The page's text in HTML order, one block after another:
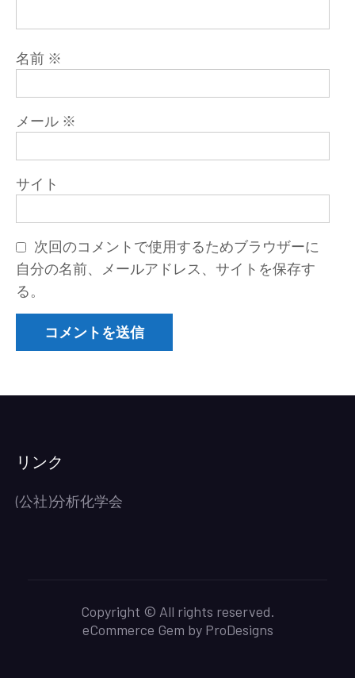
名前 ※
メール ※
サイト
次回のコメントで使用するためブラウザーに
自分の名前、メールアドレス、サイトを保存す
る。
リンク
(公社)分析化学会
Copyright © All rights reserved.
eCommerce Gem by ProDesigns